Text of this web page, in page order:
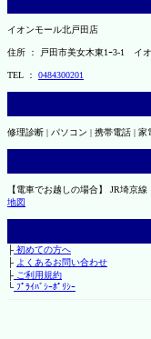
イオンモール北戸田店
住所 ： 戸田市美女木東1ｰ3‐1 イ
TEL ： 0484300201
修理診断 | パソコン | 携帯電話 | 家
【電車でお越しの場合】 JR埼京
地図
├初めての方へ
├ よくあるお問い合わせ
├ご利用規約
└ﾌﾟﾗｲﾊﾞｼｰﾎﾟﾘｼｰ